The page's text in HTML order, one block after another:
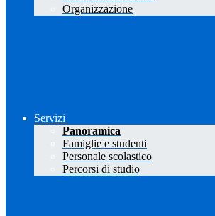
Organizzazione
Servizi
Panoramica
Famiglie e studenti
Personale scolastico
Percorsi di studio